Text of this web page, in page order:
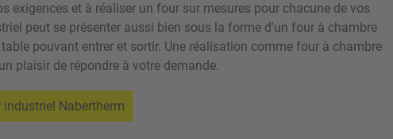
exigences et à réaliser un four sur mesures pour chacune de vos
peut se présenter aussi bien sous la forme d'un four à chambre
pouvant entrer et sortir. Une réalisation comme four à chambre
plaisir de répondre à votre demande.
Nabertherm